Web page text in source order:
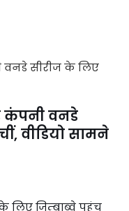
कंपनी वनडे
वीडियो सामने
लिए जिम्बाब्वे पहुंच